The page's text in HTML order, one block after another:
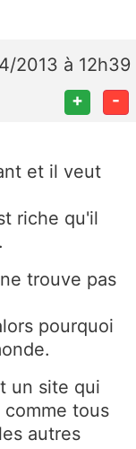
2013 à 12h39
+ -
et il veut
riche qu'il
trouve pas
pourquoi
un site qui
tous
autres